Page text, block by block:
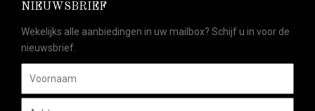
NIEUWSBRIEF
Wekelijks alle aanbiedingen in uw mailbox? Schijf u in voor de
nieuwsbrief.